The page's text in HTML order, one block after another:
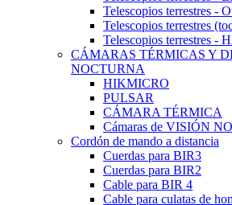
Telescopios terrestres -
Telescopios terrestres
Telescopios terrestres -
CÁMARAS TÉRMICAS Y
NOCTURNA
HIKMICRO
PULSAR
CÁMARA TÉRMICA
Cámaras de VISIÓN
Cordón de mando a distancia
Cuerdas para BIR3
Cuerdas para BIR2
Cable para BIR 4
Cable para culatas de